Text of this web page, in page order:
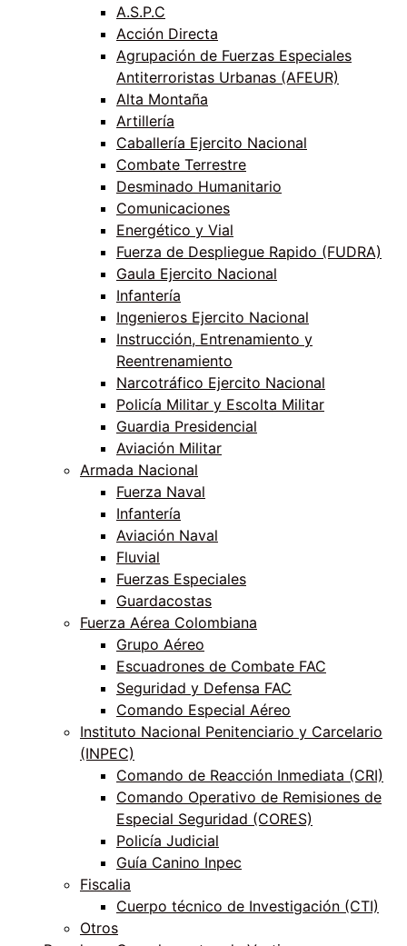
A.S.P.C
Acción Directa
Agrupación de Fuerzas Especiales
Antiterroristas Urbanas (AFEUR)
Alta Montaña
Artillería
Caballería Ejercito Nacional
Combate Terrestre
Desminado Humanitario
Comunicaciones
Energético y Vial
Fuerza de Despliegue Rapido (FUDRA)
Gaula Ejercito Nacional
Infantería
Ingenieros Ejercito Nacional
Instrucción, Entrenamiento y
Reentrenamiento
Narcotráfico Ejercito Nacional
Policía Militar y Escolta Militar
Guardia Presidencial
Aviación Militar
Armada Nacional
Fuerza Naval
Infantería
Aviación Naval
Fluvial
Fuerzas Especiales
Guardacostas
Fuerza Aérea Colombiana
Grupo Aéreo
Escuadrones de Combate FAC
Seguridad y Defensa FAC
Comando Especial Aéreo
Instituto Nacional Penitenciario y Carcelario
(INPEC)
Comando de Reacción Inmediata (CRI)
Comando Operativo de Remisiones de
Especial Seguridad (CORES)
Policía Judicial
Guía Canino Inpec
Fiscalia
Cuerpo técnico de Investigación (CTI)
Otros